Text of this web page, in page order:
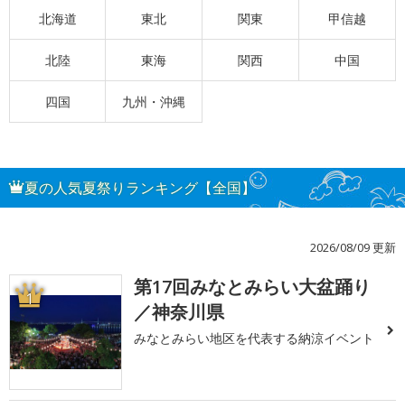
北海道 東北 関東 甲信越
北陸 東海 関西 中国
四国 九州・沖縄
夏の人気夏祭りランキング【全国】
2026/08/09 更新
1
第17回みなとみらい大盆踊り
／神奈川県
みなとみらい地区を代表する納涼イベント